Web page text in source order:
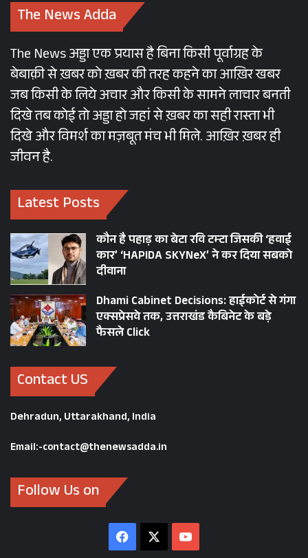
The News Adda
The News अड्डा एक प्रयास है बिना किसी पूर्वाग्रह के
बेबाक़ी से ख़बर को ख़बर की तरह कहने का आख़िर खबर
जब किसी के लिये अचार और किसी के सामने लाचार बनती
दिखे तब कोई तो अड्डा हो जहां से ख़बर का सही रास्ता भी
दिखे और विमर्श का मज़बूत मंच भी मिले. आख़िर ख़बर ही
जीवन है.
Latest Posts
कौन है पहाड़ का बेटा रवि टम्टा जिसकी ‘हवाई
कार’ ‘HAPIDA SKYNeX’ ने कर दिया सबको
दीवाना
Dhami Cabinet Decisions: हाईकोर्ट से गंगा
एक्सप्रेसवे तक, उत्तराखंड कैबिनेट के बड़े
फैसले Click
Contact US
Dehradun, Uttarakhand, India
Email:-contact@thenewsadda.in
Follow Us on
Facebook YouTube